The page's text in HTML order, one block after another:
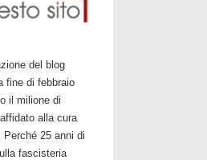
del blog
fine di febbraio
il milione di
alla cura
25 anni di
fascisteria